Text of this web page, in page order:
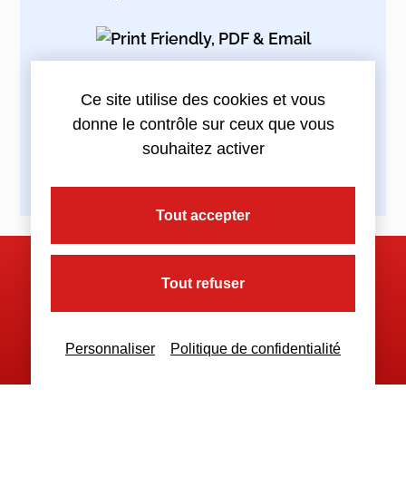
Partagez cette actualité :
Nous contacter
Ce site utilise des cookies et vous
donne le contrôle sur ceux que vous
souhaitez activer
Tout accepter
Tout refuser
Personnaliser Politique de confidentialité